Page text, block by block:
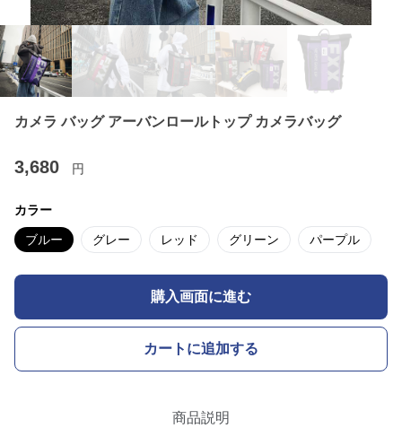
カメラ バッグ アーバンロールトップ カメラバッグ
3,680 円
カラー
ブルー グレー レッド グリーン パープル
購入画面に進む
カートに追加する
商品説明